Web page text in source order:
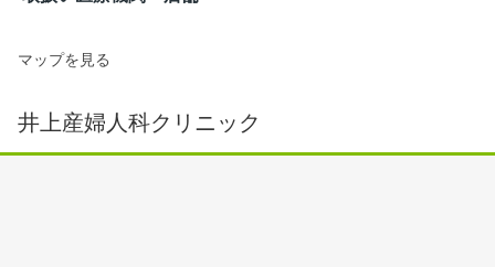
マップを見る
井上産婦人科クリニック